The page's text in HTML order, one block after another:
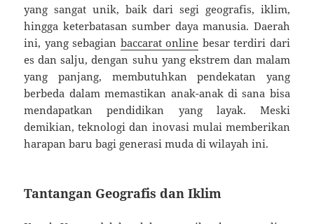
yang sangat unik, baik dari segi geografis, iklim,
hingga keterbatasan sumber daya manusia. Daerah
ini, yang sebagian baccarat online besar terdiri dari
es dan salju, dengan suhu yang ekstrem dan malam
yang panjang, membutuhkan pendekatan yang
berbeda dalam memastikan anak-anak di sana bisa
mendapatkan pendidikan yang layak. Meski
demikian, teknologi dan inovasi mulai memberikan
harapan baru bagi generasi muda di wilayah ini.
Tantangan Geografis dan Iklim